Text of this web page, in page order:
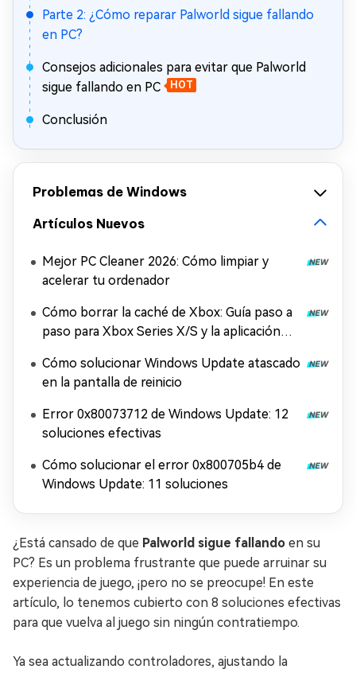
Parte 2: ¿Cómo reparar Palworld sigue fallando
en PC?
Consejos adicionales para evitar que Palworld
sigue fallando en PC
HOT
Conclusión
Problemas de Windows
Artículos Nuevos
Mejor PC Cleaner 2026: Cómo limpiar y
acelerar tu ordenador
Cómo borrar la caché de Xbox: Guía paso a
paso para Xbox Series X/S y la aplicación
Cómo solucionar Windows Update atascado
en la pantalla de reinicio
Error 0x80073712 de Windows Update: 12
soluciones efectivas
Cómo solucionar el error 0x800705b4 de
Windows Update: 11 soluciones
¿Está cansado de que Palworld sigue fallando en su
PC? Es un problema frustrante que puede arruinar su
experiencia de juego, ¡pero no se preocupe! En este
artículo, lo tenemos cubierto con 8 soluciones efectivas
para que vuelva al juego sin ningún contratiempo.
Ya sea actualizando controladores, ajustando la